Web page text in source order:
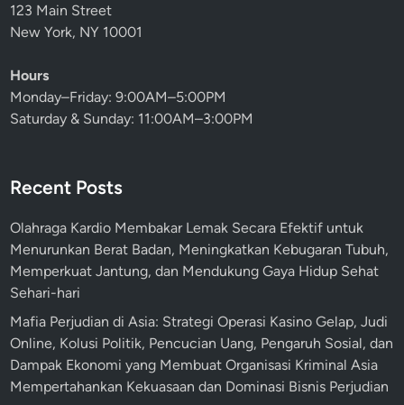
123 Main Street
New York, NY 10001
Hours
Monday–Friday: 9:00AM–5:00PM
Saturday & Sunday: 11:00AM–3:00PM
Recent Posts
Olahraga Kardio Membakar Lemak Secara Efektif untuk
Menurunkan Berat Badan, Meningkatkan Kebugaran Tubuh,
Memperkuat Jantung, dan Mendukung Gaya Hidup Sehat
Sehari-hari
Mafia Perjudian di Asia: Strategi Operasi Kasino Gelap, Judi
Online, Kolusi Politik, Pencucian Uang, Pengaruh Sosial, dan
Dampak Ekonomi yang Membuat Organisasi Kriminal Asia
Mempertahankan Kekuasaan dan Dominasi Bisnis Perjudian